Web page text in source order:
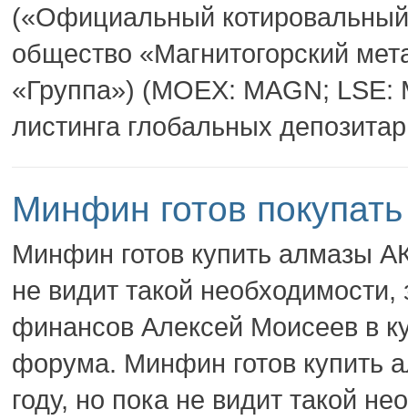
(«Официальный
общество «Магнитогорский
«Группа») (MOEX: MAGN;
листинга глобальных
Минфин готов
Минфин готов купить алмазы
не видит такой
финансов Алексей Моисеев в
форума. Минфин готов купить
году, но пока не видит такой